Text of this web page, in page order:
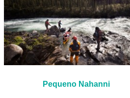
Pequeno Nahanni